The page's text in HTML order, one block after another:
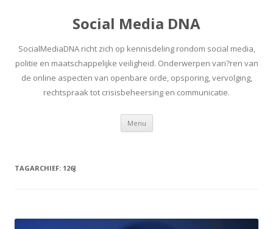
Social Media DNA
SocialMediaDNA richt zich op kennisdeling rondom social media,
politie en maatschappelijke veiligheid. Onderwerpen vari?ren van
de online aspecten van openbare orde, opsporing, vervolging,
rechtspraak tot crisisbeheersing en communicatie.
Menu Spring
inhoud
TAGARCHIEF: 126J